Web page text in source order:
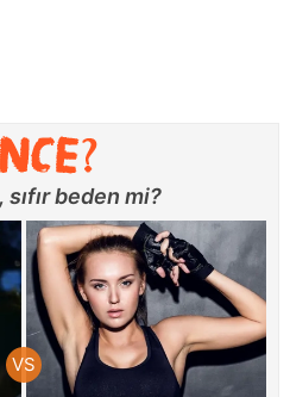
sıfır beden mi?